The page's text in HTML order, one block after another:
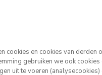
cookies en cookies van
gebruiken we ook
uit te voeren